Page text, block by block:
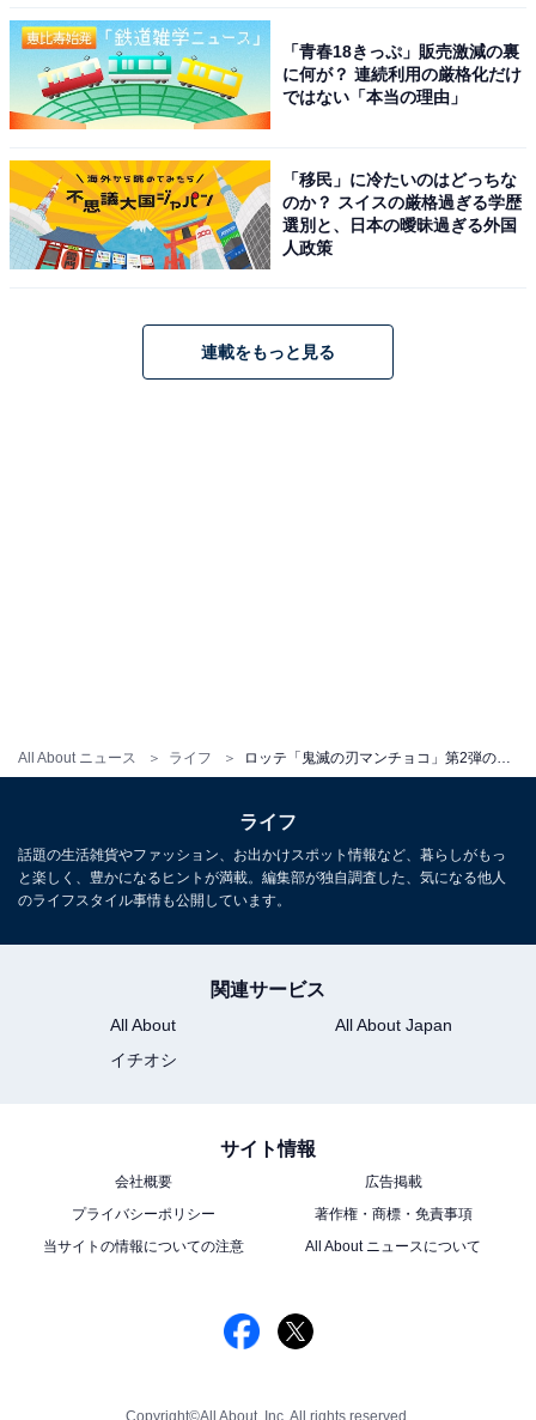
All About ニュース ライフ
「青春18きっぷ」販売激減の裏
に何が？ 連続利用の厳格化だけ
ではない「本当の理由」
「移民」に冷たいのはどっちな
のか？ スイスの厳格過ぎる学歴
選別と、日本の曖昧過ぎる外国
人政策
連載をもっと見る
ライフ
話題の生活雑貨やファッション、お出かけスポット情報など、暮らしがもっ
と楽しく、豊かになるヒントが満載。編集部が独自調査した、気になる他人
のライフスタイル事情も公開しています。
関連サービス
All About
All About Japan
イチオシ
サイト情報
会社概要
広告掲載
プライバシーポリシー
著作権・商標・免責事項
当サイトの情報についての注意
All About ニュースについて
Copyright©All About, Inc. All rights reserved.